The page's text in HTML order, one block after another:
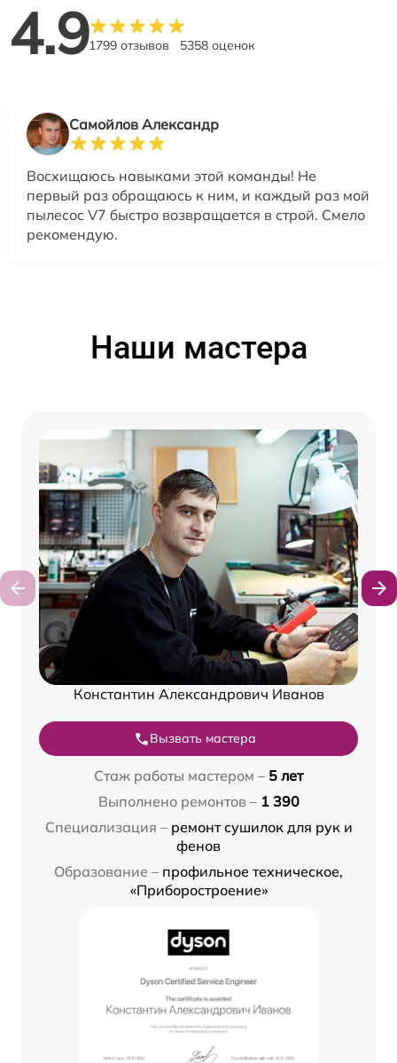
4.91799 отзывов 5358 оценок
Самойлов Александр
Восхищаюсь навыками этой команды! Не
первый раз обращаюсь к ним, и каждый раз мой
пылесос V7 быстро возвращается в строй. Смело
рекомендую.
Наши мастера
Константин Александрович Иванов
Вызвать мастера
Стаж работы мастером – 5 лет
Выполнено ремонтов – 1 390
Специализация – ремонт сушилок для рук и
фенов
Образование – профильное техническое,
«Приборостроение»